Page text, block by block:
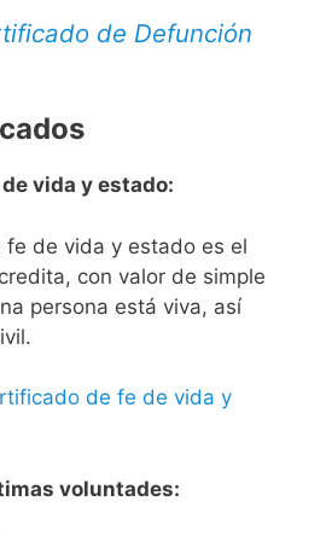
de Defunción
vida y estado:
fe de vida y estado es el
con valor de simple
persona está viva, así
de fe de vida y
voluntades: